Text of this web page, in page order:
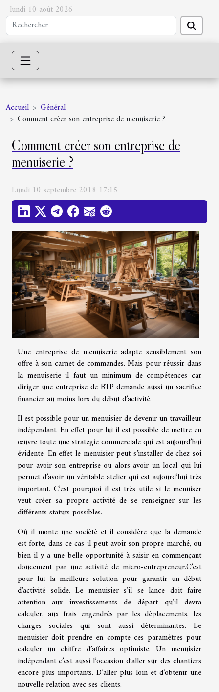
lundi 10 août 2026
Accueil
Général
Comment créer son entreprise de menuiserie ?
Comment créer son entreprise de
menuiserie ?
Lundi 10 septembre 2018 17:15
Une entreprise de menuiserie adapte sensiblement son
offre à son carnet de commandes. Mais pour réussir dans
la menuiserie il faut un minimum de compétences car
diriger une entreprise de BTP demande aussi un sacrifice
financier au moins lors du début d’activité.
Il est possible pour un menuisier de devenir un travailleur
indépendant. En effet pour lui il est possible de mettre en
œuvre toute une stratégie commerciale qui est aujourd’hui
évidente. En effet le menuisier peut s’installer de chez soi
pour avoir son entreprise ou alors avoir un local qui lui
permet d’avoir un véritable atelier qui est aujourd’hui très
important. C’est pourquoi il est très utile si le menuiser
veut créer sa propre activité de se renseigner sur les
différents statuts possibles.
Où il monte une société et il considère que la demande
est forte, dans ce cas il peut avoir son propre marché, ou
bien il y a une belle opportunité à saisir en commençant
doucement par une activité de micro-entrepreneur.C’est
pour lui la meilleure solution pour garantir un début
d’activité solide. Le menuisier s’il se lance doit faire
attention aux investissements de départ qu’il devra
calculer, aux frais engendrés par les déplacements, les
charges sociales qui sont aussi déterminantes. Le
menuisier doit prendre en compte ces paramètres pour
calculer un chiffre d’affaires optimiste. Un menuisier
indépendant c’est aussi l’occasion d’aller sur des chantiers
encore plus importants. D’aller plus loin et d’obtenir une
nouvelle relation avec ses clients.